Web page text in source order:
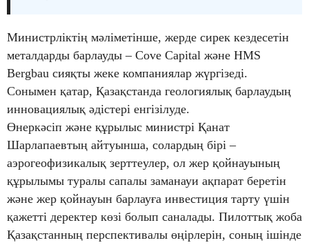
Министрліктің мәліметінше, жерде сирек кездесетін
металдарды барлауды – Cove Capital және HMS
Bergbau сияқты жеке компаниялар жүргізеді.
Сонымен қатар, Қазақстанда геологиялық барлаудың
инновациялық әдістері енгізілуде.
Өнеркәсіп және құрылыс министрі Қанат
Шарлапаевтың айтуынша, солардың бірі –
аэрогеофизикалық зерттеулер, ол жер қойнауының
құрылымы туралы сапалы заманауи ақпарат беретін
және жер қойнауын барлауға инвестиция тарту үшін
қажетті деректер көзі болып саналады. Пилоттық жоба
Қазақстанның перспективалы өңірлерін, соның ішінде